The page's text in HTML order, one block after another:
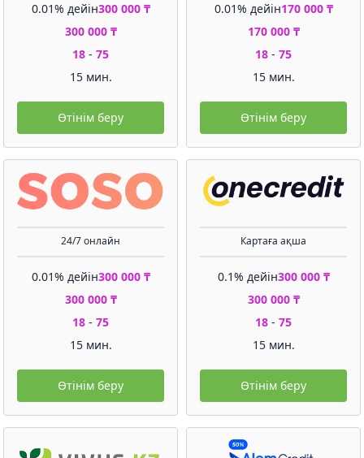
0.01% дейін300 000 ₸
300 000 ₸
18 - 75
15 мин.
Өтінім беру
0.01% дейін170 000 ₸
170 000 ₸
18 - 75
15 мин.
Өтінім беру
24/7 онлайн
0.01% дейін300 000 ₸
300 000 ₸
18 - 75
15 мин.
Өтінім беру
Картаға ақша
0.1% дейін300 000 ₸
300 000 ₸
18 - 75
15 мин.
Өтінім беру